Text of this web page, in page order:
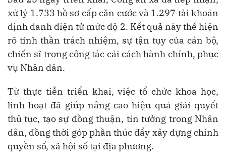
xử lý 1.733 hồ sơ cấp căn cước và 1.297 tài khoản
định danh điện tử mức độ 2. Kết quả này thể hiện
rõ tinh thần trách nhiệm, sự tận tụy của cán bộ,
chiến sĩ trong công tác cải cách hành chính, phục
vụ Nhân dân.
Từ thực tiễn triển khai, việc tổ chức khoa học,
linh hoạt đã giúp nâng cao hiệu quả giải quyết
thủ tục, tạo sự đồng thuận, tin tưởng trong Nhân
dân, đồng thời góp phần thúc đẩy xây dựng chính
quyền số, xã hội số tại địa phương.